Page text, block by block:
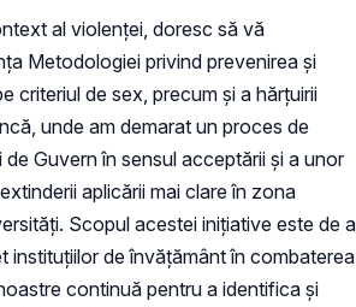
al violenței, doresc să vă
Metodologiei privind prevenirea și
criteriul de sex, precum și a hărțuirii
unde am demarat un proces de
Guvern în sensul acceptării și a unor
aplicării mai clare în zona
Scopul acestei inițiative este de a
instituțiilor de învățământ în combaterea
continuă pentru a identifica și